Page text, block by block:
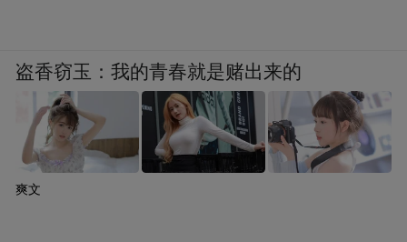
盗香窃玉：我的青春就是赌出来的
爽文